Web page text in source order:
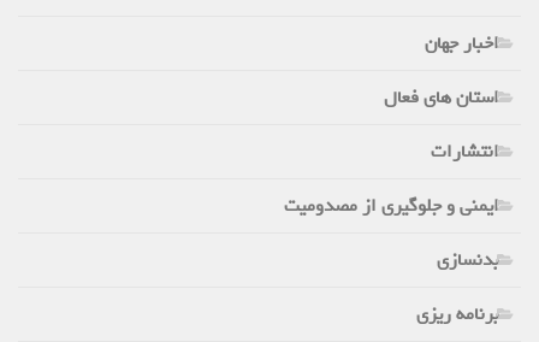
اخبار جهان
استان های فعال
انتشارات
ایمنی و جلوگیری از مصدومیت
بدنسازی
برنامه ریزی